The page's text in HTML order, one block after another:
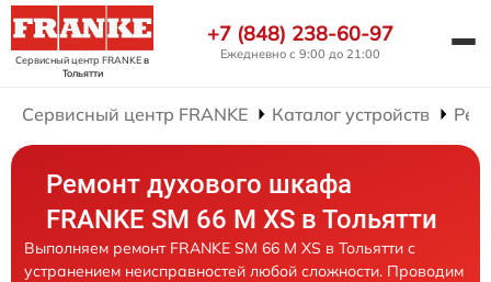
Сервисный центр FRANKEв
Тольятти
+7 (848) 238-60-97
Ежедневно с 9:00 до 21:00
Сервисный центр FRANKE Каталог устройств
Ремонт духового шкафа
FRANKE SM 66 M XS в Тольятти
Выполняем ремонт FRANKE SM 66 M XS в Тольятти с
устранением неисправностей любой сложности. Проводим